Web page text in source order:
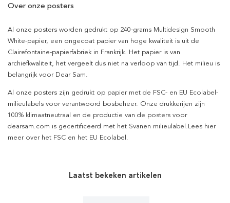
Over onze posters
Al onze posters worden gedrukt op 240-grams Multidesign Smooth
White-papier, een ongecoat papier van hoge kwaliteit is uit de
Clairefontaine-papierfabriek in Frankrijk. Het papier is van
archiefkwaliteit, het vergeelt dus niet na verloop van tijd. Het milieu is
belangrijk voor Dear Sam.
Al onze posters zijn gedrukt op papier met de FSC- en EU Ecolabel-
milieulabels voor verantwoord bosbeheer. Onze drukkerijen zijn
100% klimaatneutraal en de productie van de posters voor
dearsam.com is gecertificeerd met het Svanen milieulabel.Lees hier
meer over het FSC en het EU Ecolabel.
Laatst bekeken artikelen